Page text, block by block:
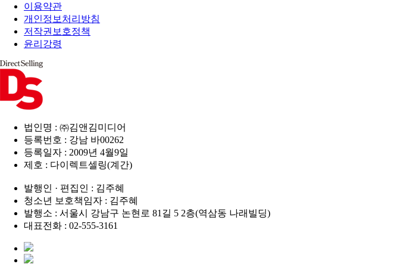
이용약관
개인정보처리방침
저작권보호정책
윤리강령
법인명 : ㈜김앤김미디어
등록번호 : 강남 바00262
등록일자 : 2009년 4월9일
제호 : 다이렉트셀링(계간)
발행인 · 편집인 : 김주혜
청소년 보호책임자 : 김주혜
발행소 : 서울시 강남구 논현로 81길 5 2층(역삼동 나래빌딩)
대표전화 : 02-555-3161